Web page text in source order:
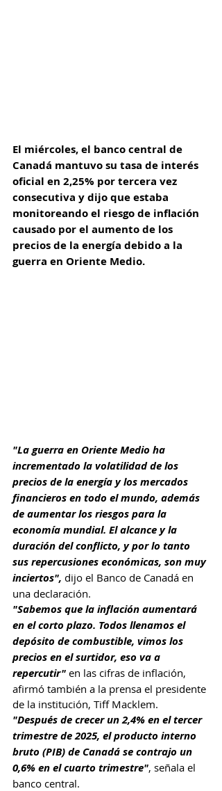
El miércoles, el banco central de
Canadá mantuvo su tasa de interés
oficial en 2,25% por tercera vez
consecutiva y dijo que estaba
monitoreando el riesgo de inflación
causado por el aumento de los
precios de la energía debido a la
guerra en Oriente Medio.
"La guerra en Oriente Medio ha
incrementado la volatilidad de los
precios de la energía y los mercados
financieros en todo el mundo, además
de aumentar los riesgos para la
economía mundial. El alcance y la
duración del conflicto, y por lo tanto
sus repercusiones económicas, son muy
inciertos", dijo el Banco de Canadá en
una declaración.
"Sabemos que la inflación aumentará
en el corto plazo. Todos llenamos el
depósito de combustible, vimos los
precios en el surtidor, eso va a
repercutir" en las cifras de inflación,
afirmó también a la prensa el presidente
de la institución, Tiff Macklem.
"Después de crecer un 2,4% en el tercer
trimestre de 2025, el producto interno
bruto (PIB) de Canadá se contrajo un
0,6% en el cuarto trimestre", señala el
banco central.